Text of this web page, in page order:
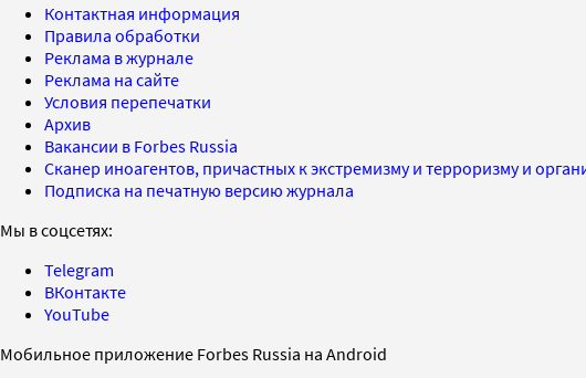
Контактная информация
Правила обработки
Реклама в журнале
Реклама на сайте
Условия перепечатки
Архив
Вакансии в Forbes Russia
Сканер иноагентов, причастных к экстремизму и терроризму и
Подписка на печатную версию журнала
Мы в соцсетях:
Telegram
ВКонтакте
YouTube
Мобильное приложение Forbes Russia на Android